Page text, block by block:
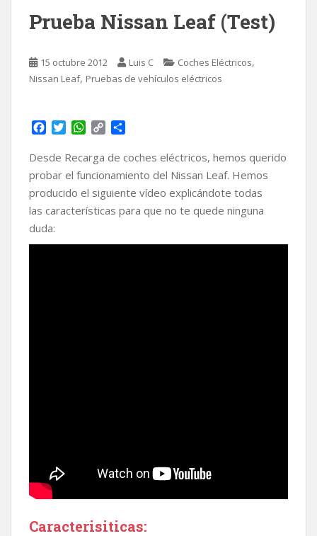
Prueba Nissan Leaf (Test)
15 octubre 2012 Luis C Coches Eléctricos,
Nissan Leaf, Pruebas de vehículos eléctricos
c
e
b
o
o
k
T
i
t
t
e
r
W
a
t
s
A
p
C
p
y
L
i
n
m
p
a
r
t
r
Desde Recarga de coches eléctricos, hemos querido
probar el funcionamiento del Nissan Leaf. Hemos
producido el siguiente vídeo explicándote todas
las características para que no te quede ninguna
duda:
Caracterisiticas: